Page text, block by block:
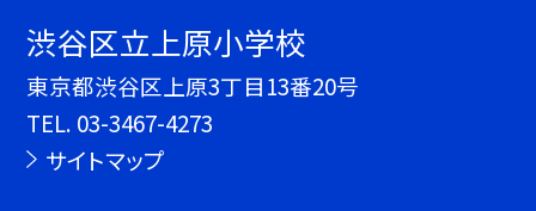
渋谷区立上原小学校
東京都渋谷区上原3丁目13番20号
TEL. 03-3467-4273
サイトマップ